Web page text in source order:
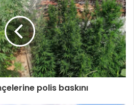
polis baskını